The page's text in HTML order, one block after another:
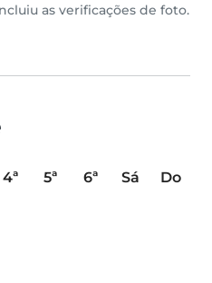
as verificações de foto.
4ª 5ª 6ª Sá
Do